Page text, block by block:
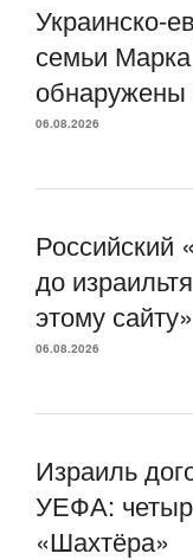
Украинско-
семьи
обнаружены
06.08.2026
Российский
до
этому сайту»
06.08.2026
Израиль
УЕФА:
«Шахтёра»